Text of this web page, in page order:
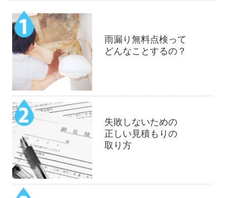
雨漏り無料点検って
どんなことするの？
失敗しないための
正しい見積もりの
取り方